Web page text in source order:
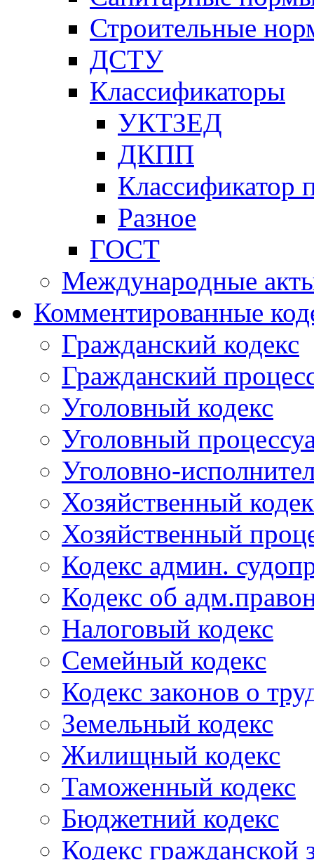
Строительные
ДСТУ
Классификаторы
УКТЗЕД
ДКПП
Классификатор
Разное
ГОСТ
Международные
Комментированные
Гражданский кодекс
Гражданский
Уголовный кодекс
Уголовный
Уголовно-
Хозяйственный
Хозяйственный
Кодекс админ.
Кодекс об
Налоговый кодекс
Семейный кодекс
Кодекс законов о
Земельный кодекс
Жилищный кодекс
Таможенный кодекс
Бюджетний кодекс
Кодекс гражданской